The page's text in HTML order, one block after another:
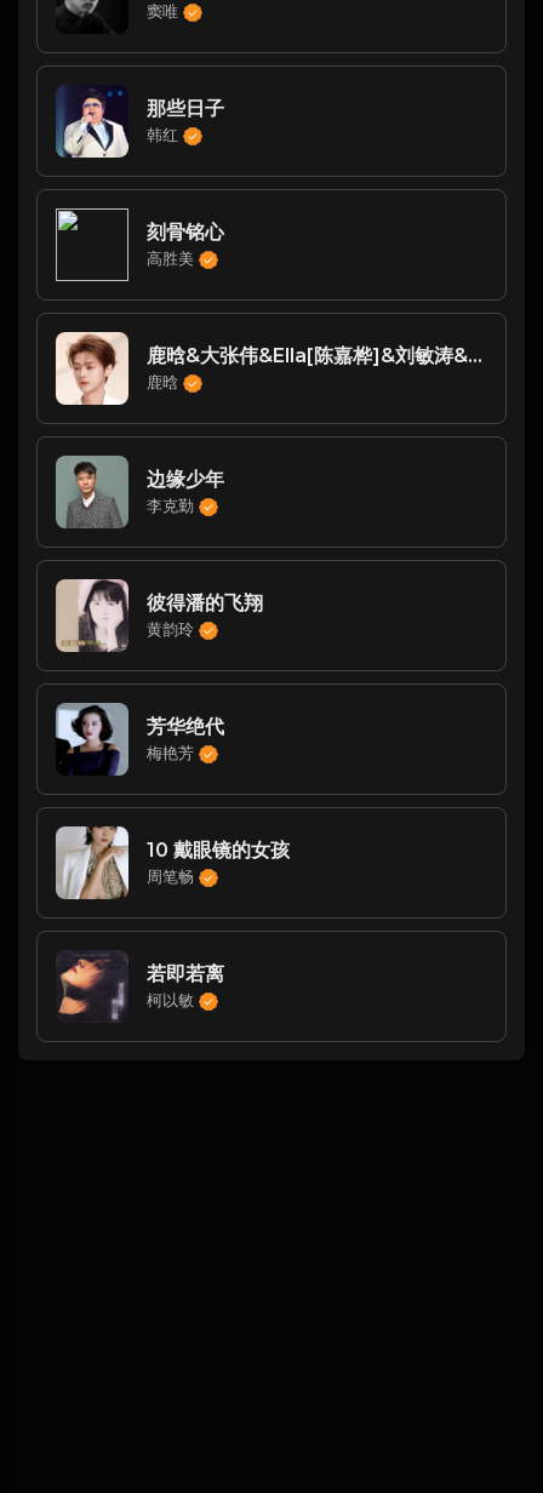
窦唯
那些日子
韩红
刻骨铭心
高胜美
鹿晗&大张伟&Ella[陈嘉桦]&刘敏涛&潘玮柏&张丹峰-重返十七岁
鹿晗
边缘少年
李克勤
彼得潘的飞翔
黄韵玲
芳华绝代
梅艳芳
10 戴眼镜的女孩
周笔畅
若即若离
柯以敏